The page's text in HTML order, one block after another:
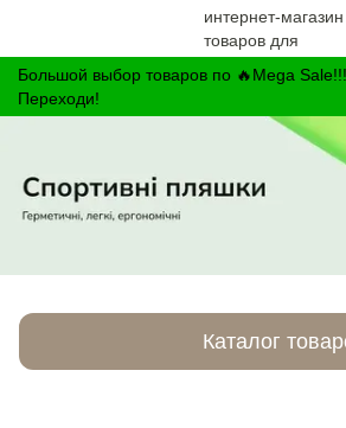
Большой выбор товаров по 🔥Mega
Переходи!
Каталог